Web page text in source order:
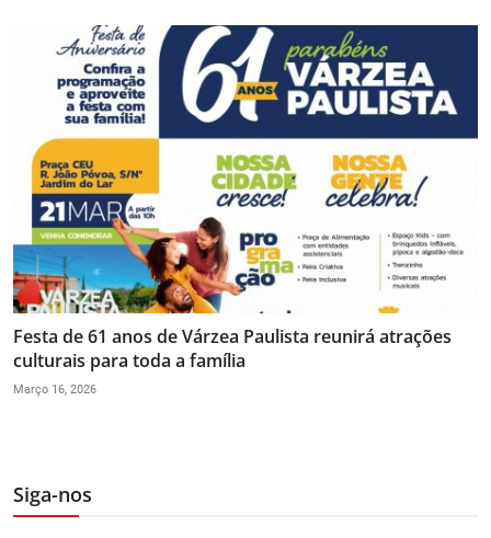
Festa de 61 anos de Várzea Paulista reunirá atrações
culturais para toda a família
Março 16, 2026
Siga-nos